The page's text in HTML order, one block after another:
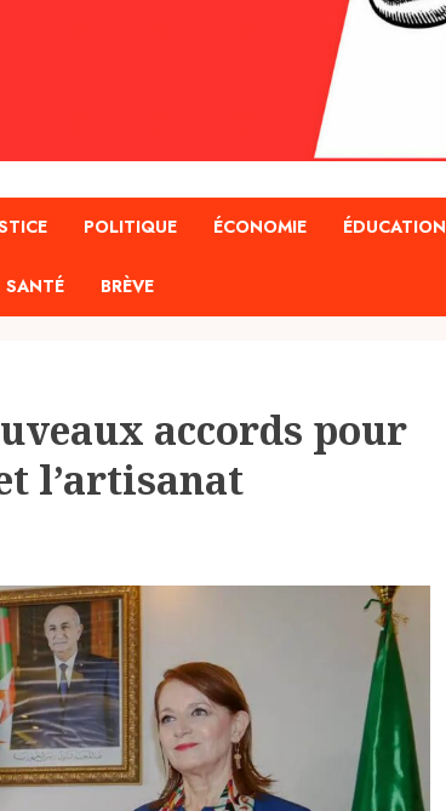
POLITIQUE ÉCONOMIE ÉDUCATION
SANTÉ BRÈVE
accords pour
l’artisanat